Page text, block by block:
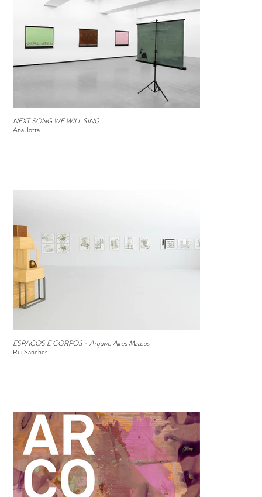
NEXT SONG WE WILL SING...
Ana Jotta
ESPAÇOS E CORPOS - Arquivo Aires Mateus
Rui Sanches